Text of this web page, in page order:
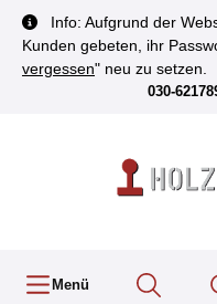
springen
Info: Aufgrund der
Kunden gebeten, ihr
vergessen" neu zu setzen.
030-
Menü